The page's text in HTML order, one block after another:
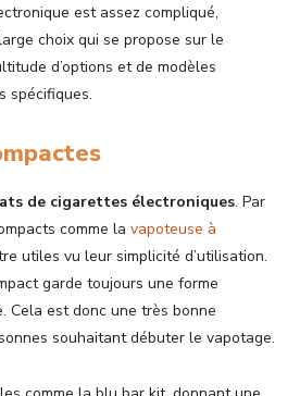
est assez compliqué,
choix qui se propose sur le
d’options et de modèles
spécifiques.
de cigarettes électroniques. Par
comme la vapoteuse à
utiles vu leur simplicité d’utilisation.
garde toujours une forme
Cela est donc une très bonne
souhaitant débuter le vapotage.